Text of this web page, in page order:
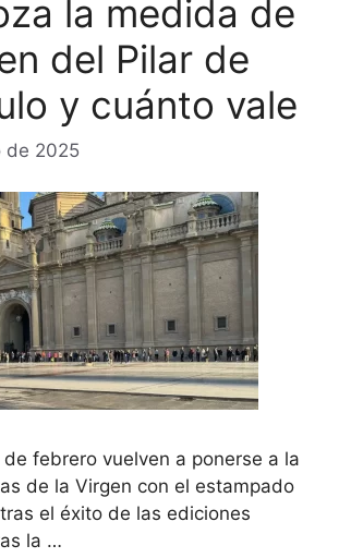
la medida de
del Pilar de
y cuánto vale
de 2025
de febrero vuelven a ponerse a la
de la Virgen con el estampado
el éxito de las ediciones
la …